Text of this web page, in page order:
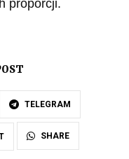
proporcji.
TELEGRAM
SHARE